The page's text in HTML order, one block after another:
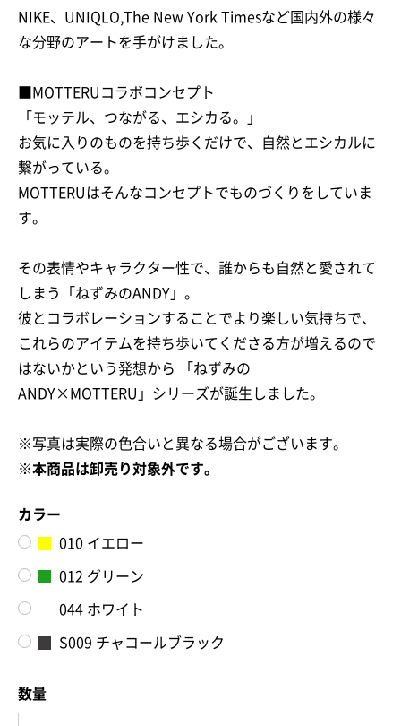
NIKE、UNIQLO,The New York Timesなど国内外の様々
な分野のアートを手がけました。
■MOTTERUコラボコンセプト
「モッテル、つながる、エシカる。」
お気に入りのものを持ち歩くだけで、自然とエシカルに
繋がっている。
MOTTERUはそんなコンセプトでものづくりをしていま
す。
その表情やキャラクター性で、誰からも自然と愛されて
しまう「ねずみのANDY」。
彼とコラボレーションすることでより楽しい気持ちで、
これらのアイテムを持ち歩いてくださる方が増えるので
はないかという発想から 「ねずみの
ANDY×MOTTERU」シリーズが誕生しました。
※写真は実際の色合いと異なる場合がございます。
※本商品は卸売り対象外です。
カラー
010 イエロー
012 グリーン
044 ホワイト
S009 チャコールブラック
数量